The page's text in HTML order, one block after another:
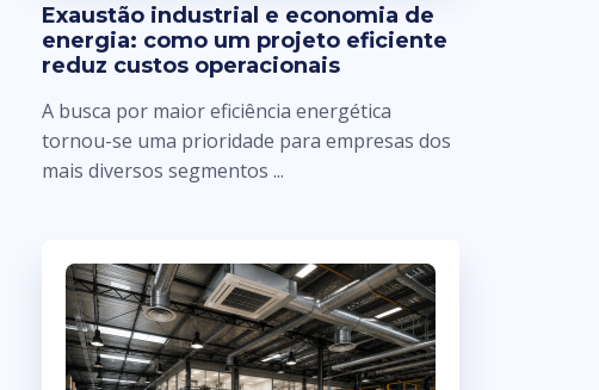
Exaustão industrial e economia de
energia: como um projeto eficiente
reduz custos operacionais
A busca por maior eficiência energética
tornou-se uma prioridade para empresas dos
mais diversos segmentos ...